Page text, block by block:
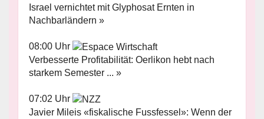
Israel vernichtet mit Glyphosat Ernten in
Nachbarländern »
08:00 Uhr
Verbesserte Profitabilität: Oerlikon hebt nach
starkem Semester ... »
07:02 Uhr
Javier Mileis «fiskalische Fussfessel»: Wenn der